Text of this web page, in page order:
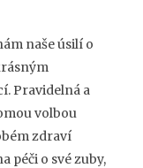
naše úsilí o
Pravidelná a
volbou
zdraví
péči o své zuby,